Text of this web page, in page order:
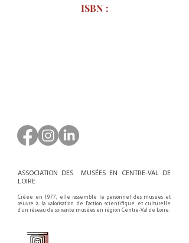
ISBN :
ASSOCIATION DES MUSÉES EN CENTRE-VAL DE
LOIRE
Créée en 1977, elle rassemble le personnel des musées et
œuvre à la valorisation de l'action scientifique et culturelle
d'un réseau de soixante musées en région Centre-Val de Loire.